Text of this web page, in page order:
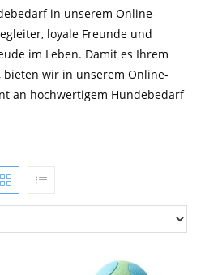
in unserem Online-
loyale Freunde und
im Leben. Damit es Ihrem
wir in unserem Online-
an hochwertigem Hundebedarf